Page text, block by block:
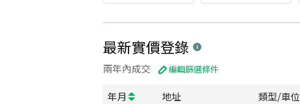
最新實價登錄
兩年內成交 編輯篩選條件
年月 地址 類型/車位